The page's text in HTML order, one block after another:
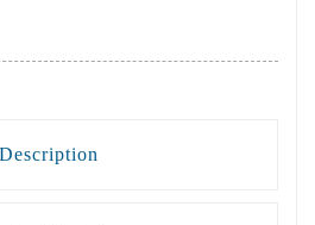
Description